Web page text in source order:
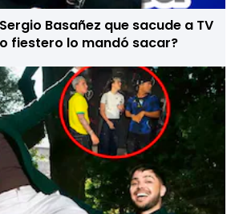
Basañez que sacude a TV
fiestero lo mandó sacar?